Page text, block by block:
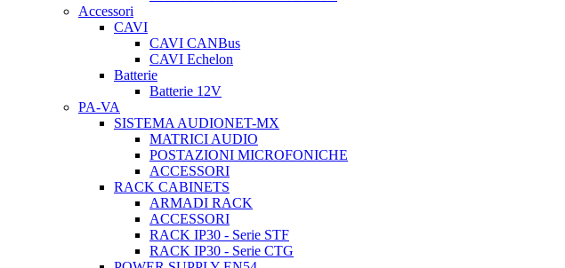
Accessori
CAVI
CAVI CANBus
CAVI Echelon
Batterie
Batterie 12V
PA-VA
SISTEMA AUDIONET-MX
MATRICI AUDIO
POSTAZIONI MICROFONICHE
ACCESSORI
RACK CABINETS
ARMADI RACK
ACCESSORI
RACK IP30 - Serie STF
RACK IP30 - Serie CTG